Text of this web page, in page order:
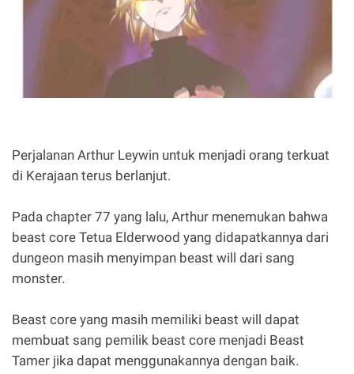
Perjalanan Arthur Leywin untuk menjadi orang terkuat
di Kerajaan terus berlanjut.
Pada chapter 77 yang lalu, Arthur menemukan bahwa
beast core Tetua Elderwood yang didapatkannya dari
dungeon masih menyimpan beast will dari sang
monster.
Beast core yang masih memiliki beast will dapat
membuat sang pemilik beast core menjadi Beast
Tamer jika dapat menggunakannya dengan baik.